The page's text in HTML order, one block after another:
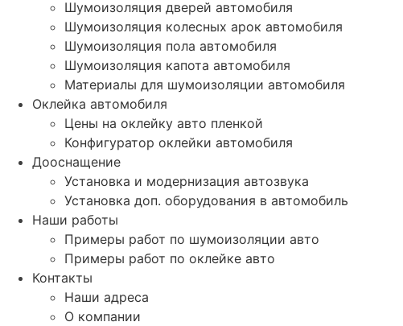
Шумоизоляция дверей автомобиля
Шумоизоляция колесных арок автомобиля
Шумоизоляция пола автомобиля
Шумоизоляция капота автомобиля
Материалы для шумоизоляции автомобиля
Оклейка автомобиля
Цены на оклейку авто пленкой
Конфигуратор оклейки автомобиля
Дооснащение
Установка и модернизация автозвука
Установка доп. оборудования в автомобиль
Наши работы
Примеры работ по шумоизоляции авто
Примеры работ по оклейке авто
Контакты
Наши адреса
О компании